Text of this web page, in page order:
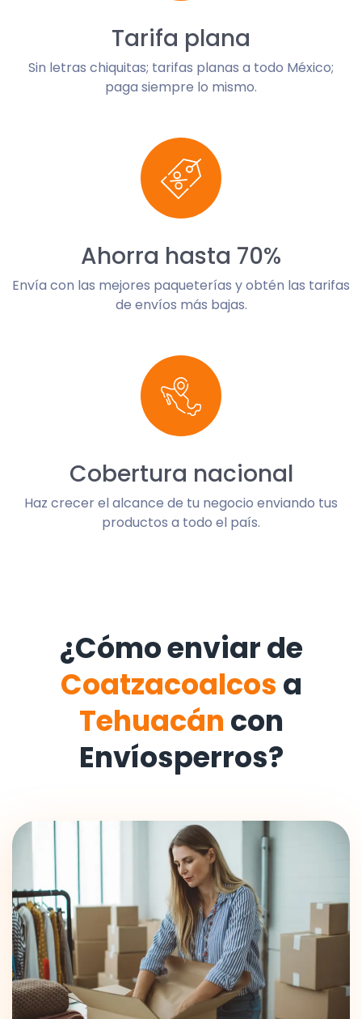
Tarifa plana
Sin letras chiquitas; tarifas planas a todo México;
paga siempre lo mismo.
Ahorra hasta 70%
Envía con las mejores paqueterías y obtén las tarifas
de envíos más bajas.
Cobertura nacional
Haz crecer el alcance de tu negocio enviando tus
productos a todo el país.
¿Cómo enviar de
Coatzacoalcos a
Tehuacán con
Envíosperros?